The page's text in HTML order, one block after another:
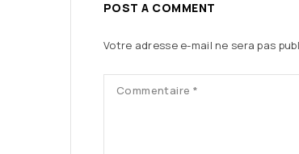
POST A COMMENT
Votre adresse e-mail ne sera pas